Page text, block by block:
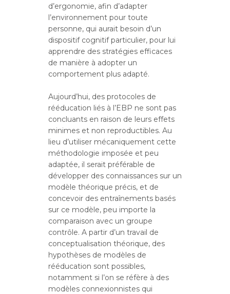
d’ergonomie, afin d’adapter
l’environnement pour toute
personne, qui aurait besoin d’un
dispositif cognitif particulier, pour lui
apprendre des stratégies efficaces
de manière à adopter un
comportement plus adapté.
Aujourd’hui, des protocoles de
rééducation liés à l’EBP ne sont pas
concluants en raison de leurs effets
minimes et non reproductibles. Au
lieu d’utiliser mécaniquement cette
méthodologie imposée et peu
adaptée, il serait préférable de
développer des connaissances sur un
modèle théorique précis, et de
concevoir des entraînements basés
sur ce modèle, peu importe la
comparaison avec un groupe
contrôle. A partir d’un travail de
conceptualisation théorique, des
hypothèses de modèles de
rééducation sont possibles,
notamment si l’on se réfère à des
modèles connexionnistes qui